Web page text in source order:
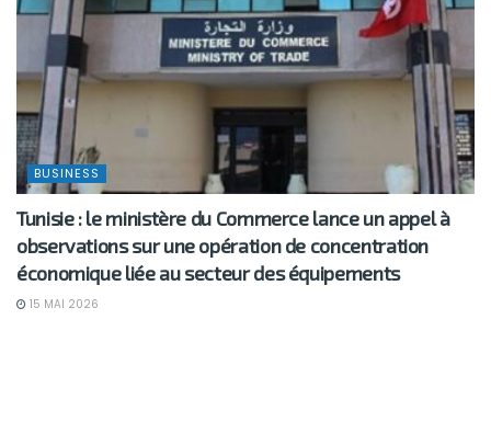
BUSINESS
Tunisie : le ministère du Commerce lance un appel à
observations sur une opération de concentration
économique liée au secteur des équipements
15 MAI 2026